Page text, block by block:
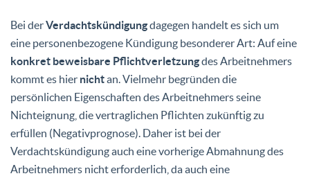
Bei derVerdachtskündigungdagegen handelt es sich um
eine personenbezogene Kündigung besonderer Art: Auf eine
konkret beweisbare Pflichtverletzungdes Arbeitnehmers
kommt es hier nichtan. Vielmehr begründen die
persönlichen Eigenschaften des Arbeitnehmers seine
Nichteignung, die vertraglichen Pflichten zukünftig zu
erfüllen (Negativprognose). Daher ist bei der
Verdachtskündigung auch eine vorherige Abmahnung des
Arbeitnehmers nicht erforderlich, da auch eine